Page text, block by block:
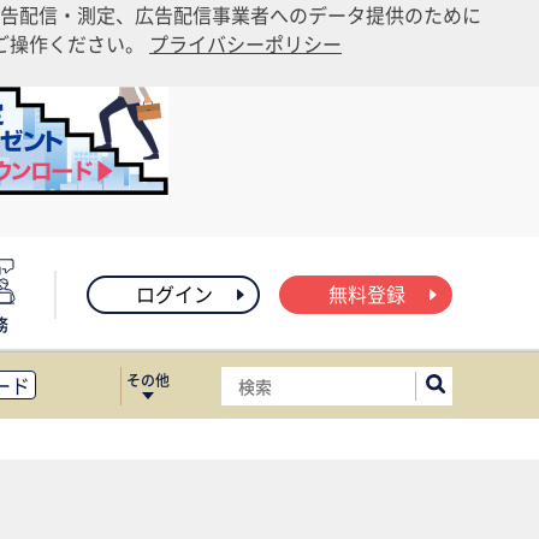
配信・測定、広告配信事業者へのデータ提供のために
作ください。 プライバシーポリシー
ログイン 無料登録
ド
ス移転
その他